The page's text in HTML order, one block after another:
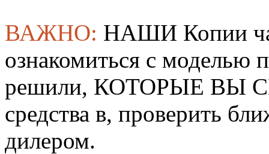
ВАЖНО: НАШИ Копии
ознакомиться с
решили, КОТОРЫЕ ВЫ
средства в, проверить
дилером.